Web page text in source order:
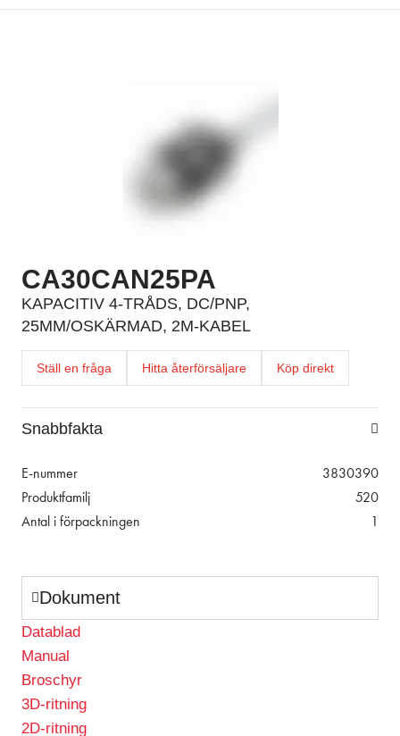
CA30CAN25PA
KAPACITIV 4-TRÅDS, DC/PNP,
25MM/OSKÄRMAD, 2M-KABEL
Ställ en fråga Hitta återförsäljare Köp direkt
Snabbfakta
E-nummer
3830390
Produktfamilj
520
Antal i förpackningen
1
Dokument
Datablad
Manual
Broschyr
3D-ritning
2D-ritning